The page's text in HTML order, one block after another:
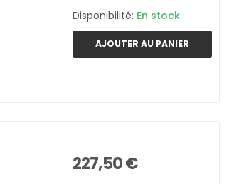
Disponibilité: En stock
AJOUTER AU PANIER
227,50 €